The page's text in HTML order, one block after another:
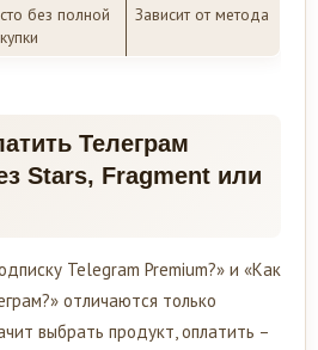
без полной
Зависит от метода
Телеграм
Stars, Fragment или
Telegram Premium?» и «Как
отличаются только
выбрать продукт, оплатить –